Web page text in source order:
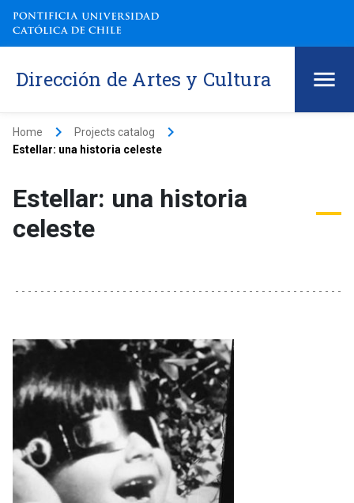
Dirección de Artes y Cultura
Home keyboard_arrow_right Projects catalog keyboard_arrow_right
Estellar: una historia celeste
Estellar: una historia
celeste